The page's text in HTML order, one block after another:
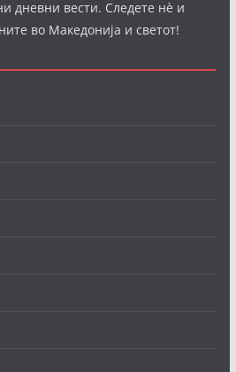
дневни вести. Следете нè и
во Македонија и светот!